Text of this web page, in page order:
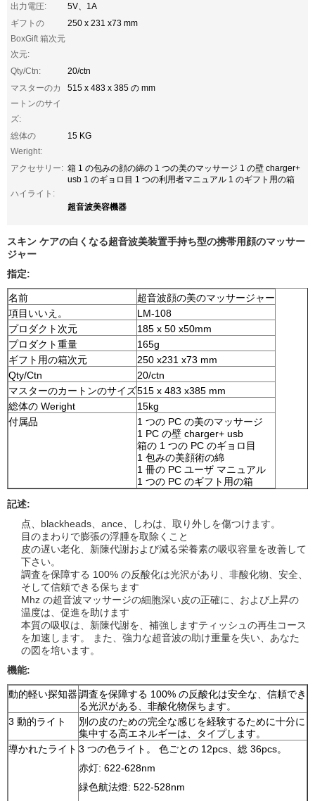
出力電圧:
5V、1A
ギフトの
BoxGift 箱次元
次元:
250 x 231 x73 mm
Qty/Ctn:
20/ctn
マスターのカ
ートンのサイ
ズ:
515 x 483 x 385 の mm
総体の
Weright:
15 KG
アクセサリー: 箱 1 の包みの顔の綿の 1 つの美のマッサージ 1 の壁 charger+
usb 1 のギョロ目 1 つの利用者マニュアル 1 のギフト用の箱
ハイライト:
超音波美容機器
スキン ケアの白くなる超音波美装置手持ち型の携帯用顔のマッサー
ジャー
指定:
名前
超音波顔の美のマッサージャー
項目いいえ。
LM-108
プロダクト次元
185 x 50 x50mm
プロダクト重量
165g
ギフト用の箱次元
250 x231 x73 mm
Qty/Ctn
20/ctn
マスターのカートンのサイズ515 x 483 x385 mm
総体の Weright
15kg
付属品
1 つの PC の美のマッサージ
1 PC の壁 charger+ usb
箱の 1 つの PC のギョロ目
1 包みの美顔術の綿
1 冊の PC ユーザ マニュアル
1 つの PC のギフト用の箱
記述:
点、blackheads、ance、しわは、取り外しを傷つけます。
目のまわりで膨張の浮腫を取除くこと
皮の遅い老化、新陳代謝および減る栄養素の吸収容量を改善して
下さい。
調査を保障する 100% の反酸化は光沢があり、非酸化物、安全、
そして信頼できる保ちます
Mhz の超音波マッサージの細胞深い皮の正確に、および上昇の
温度は、促進を助けます
本質の吸収は、新陳代謝を、補強しますティッシュの再生コース
を加速します。 また、強力な超音波の助け重量を失い、あなた
の図を培います。
機能:
動的軽い探知器調査を保障する 100% の反酸化は安全な、信頼でき
る光沢がある、非酸化物保ちます。
3 動的ライト
別の皮のための完全な感じを経験するために十分に
集中する高エネルギーは、タイプします。
導かれたライト 3 つの色ライト。 色ごとの 12pcs、総 36pcs。
赤灯: 622-628nm
緑色航法燈: 522-528nm